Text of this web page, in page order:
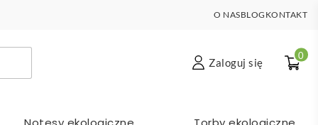
O NASBLOG KONTAKT
Zaloguj się
0